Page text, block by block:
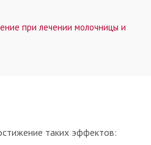
при лечении молочницы и
таких эффектов: